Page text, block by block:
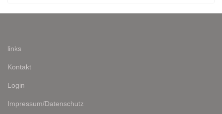
links
Kontakt
Login
Impressum/Datenschutz